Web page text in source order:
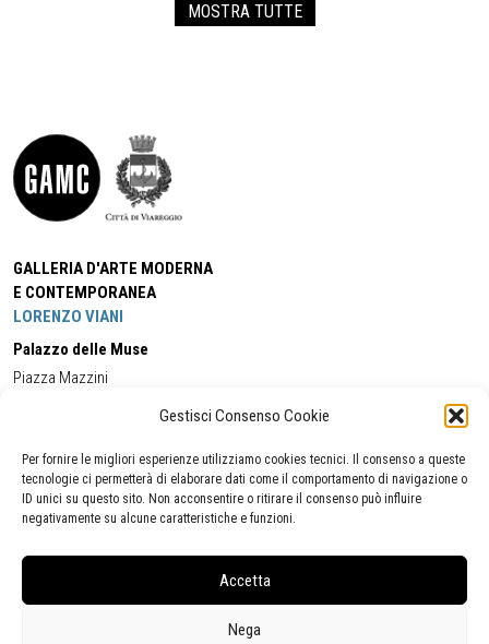
Gestisci Consenso Cookie
Per fornire le migliori esperienze utilizziamo cookies tecnici. Il consenso a queste
tecnologie ci permetterà di elaborare dati come il comportamento di navigazione o
ID unici su questo sito. Non acconsentire o ritirare il consenso può influire
negativamente su alcune caratteristiche e funzioni.
Accetta
Nega
MOSTRA TUTTE
GALLERIA D'ARTE MODERNA
E CONTEMPORANEA
LORENZO VIANI
Palazzo delle Muse
Piazza Mazzini
Cell:+39 338 5714978 (orario apertura Galleria)
Tel:
+39 0584 944580
(orario 09.00/13.00)
Email:gamc@comune.viareggio.lu.it
Segnalazione di inaccessibilità